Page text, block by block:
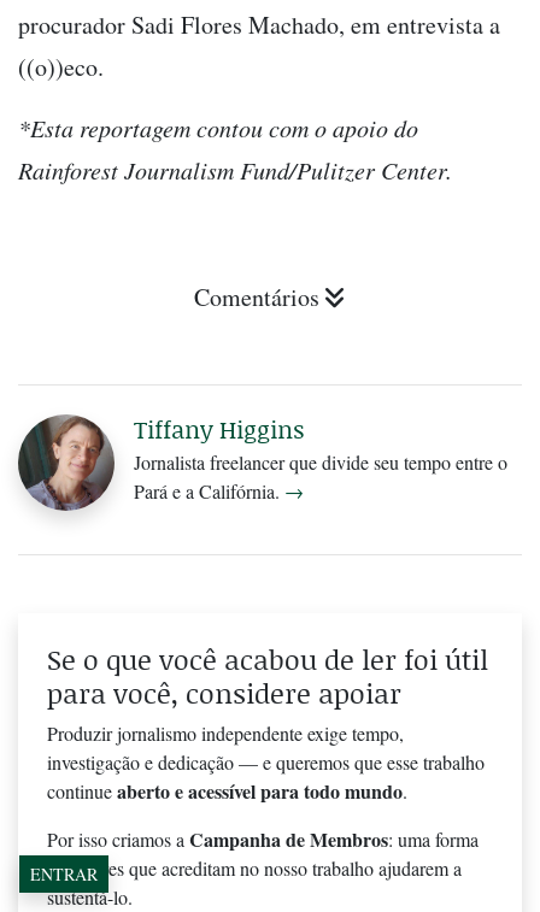
procurador Sadi Flores Machado, em entrevista a
((o))eco.
*Esta reportagem contou com o apoio do
Rainforest Journalism Fund/Pulitzer Center.
Comentários
Tiffany Higgins
Jornalista freelancer que divide seu tempo entre o
Pará e a Califórnia. →
Se o que você acabou de ler foi útil
para você, considere apoiar
Produzir jornalismo independente exige tempo,
investigação e dedicação — e queremos que esse trabalho
continueaberto e acessível para todo mundo.
Por isso criamos a Campanha de Membros: uma forma
de leitores que acreditam no nosso trabalho ajudarem a
sustentá-lo.
ENTRAR